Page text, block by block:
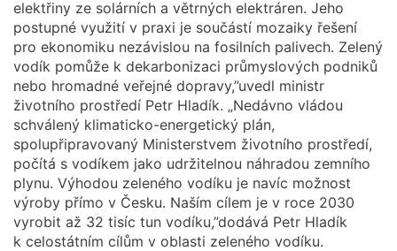
elektřiny ze solárních a větrných elektráren. Jeho
postupné využití v praxi je součástí mozaiky řešení
pro ekonomiku nezávislou na fosilních palivech. Zelený
vodík pomůže k dekarbonizaci průmyslových podniků
nebo hromadné veřejné dopravy,”uvedl ministr
životního prostředí Petr Hladík. „Nedávno vládou
schválený klimaticko-energetický plán,
spolupřipravovaný Ministerstvem životního prostředí,
počítá s vodíkem jako udržitelnou náhradou zemního
plynu. Výhodou zeleného vodíku je navíc možnost
výroby přímo v Česku. Naším cílem je v roce 2030
vyrobit až 32 tisíc tun vodíku,”dodává Petr Hladík
k celostátním cílům v oblasti zeleného vodíku.